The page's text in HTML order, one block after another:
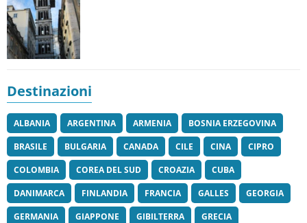
Destinazioni
ALBANIA ARGENTINA ARMENIA
BOSNIA ERZEGOVINA
BRASILE
BULGARIA CANADA CILE CINA
CIPRO
COLOMBIA
COREA DEL SUD CROAZIA
CUBA
DANIMARCA
FINLANDIA FRANCIA GALLES
GEORGIA
GERMANIA
GIAPPONE GIBILTERRA
GRECIA